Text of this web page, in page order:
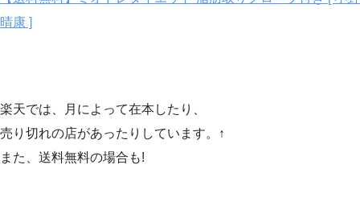
晴康 ]
楽天では、月によって在本したり、
売り切れの店があったりしています。↑
また、送料無料の場合も!